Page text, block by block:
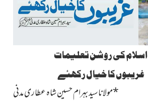
اسلام کی روشن تعلیمات
غریبوں کا خیال رکھئے
*مولاناسید بہرام حسین شاہ عطاری مدنی